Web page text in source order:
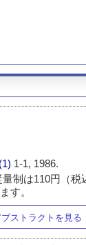
1-1, 1986.
制は110円（税
す。
ブストラクトを見る